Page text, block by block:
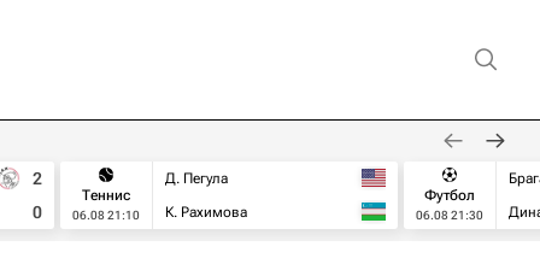
2
0
Теннис
06.08 21:10
Д. Пегула
К. Рахимова
Футбол
06.08 21:30